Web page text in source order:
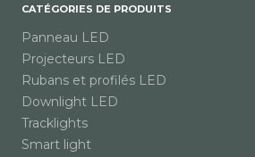
CATÉGORIES DE PRODUITS
Panneau LED
Projecteurs LED
Rubans et profilés LED
Downlight LED
Tracklights
Smart light